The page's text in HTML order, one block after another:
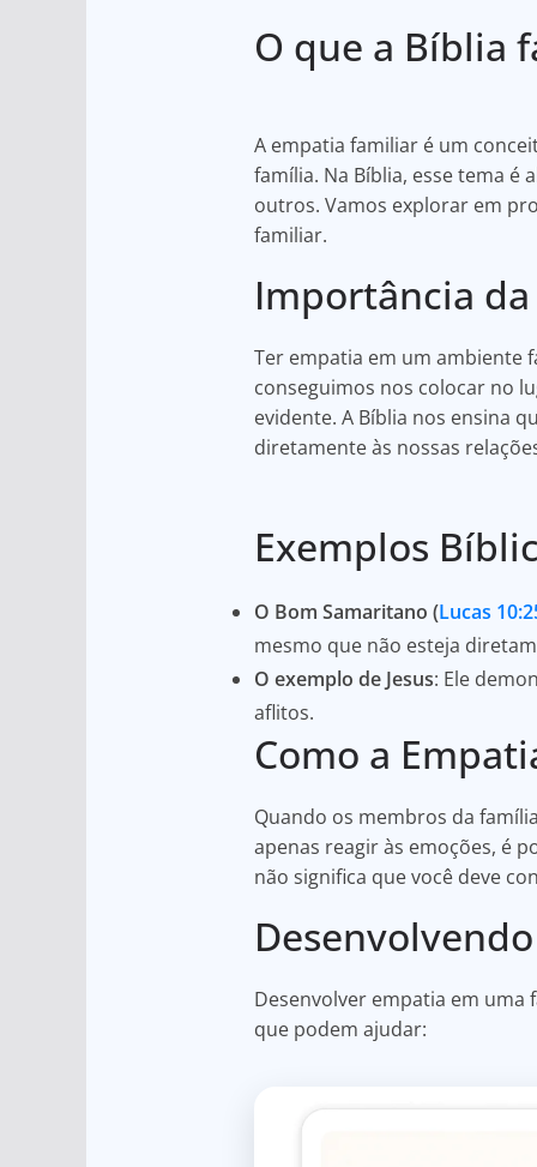
at
A
p
p
c
b
o
o
ar
O que a Bíblia
A empatia familiar é um
família. Na Bíblia, esse tema
outros. Vamos explorar em
familiar.
Importância
Ter empatia em um ambiente
conseguimos nos colocar no
evidente. A Bíblia nos ensina
diretamente às nossas
Exemplos
O Bom Samaritano (Lucas
mesmo que não esteja
O exemplo de Jesus: Ele
aflitos.
Como a
Quando os membros da
apenas reagir às emoções, é
não significa que você deve
Desenvolver empatia em uma
que podem ajudar: